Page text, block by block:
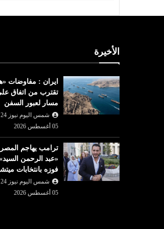
الأخيرة
ايران : مفاوضات
تقترب من اتفاق
مسار لعبور السفن
شمس اليوم نيوز 24
05 أغسطس 2026
ترامب يهاجم
«عبد الرحمن
فوزه بانتخابات
شمس اليوم نيوز 24
05 أغسطس 2026
05 أغسطس
عربي ودولي
شمس اليوم نيوز 24
2026
لندن : طعن 4 أشخاص
مشتبه بها